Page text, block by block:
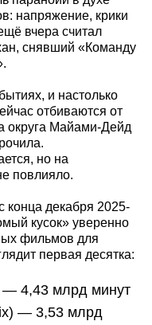
напряжение, крики
вчера считал
снявший «Команду
и настолько
отбиваются от
округа Майами-Дейд
но на
повлияло.
конца декабря 2025-
кусок» уверенно
фильмов для
первая десятка:
— 4,43 млрд минут
— 3,53 млрд